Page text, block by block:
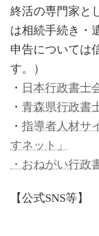
終活の専門家と
は相続手続き・
申告については
す。）
・ 日本行政書士
・ 青森県行政書
・ 指導者人材サ
すネット」
・おねがい行政
【公式SNS等】